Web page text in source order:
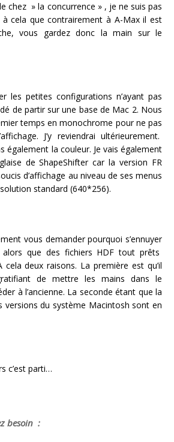
chez » la concurrence » , je ne suis pas
cela que contrairement à A-Max il est
vous gardez donc la main sur le
les petites configurations n’ayant pas
de partir sur une base de Mac 2. Nous
temps en monochrome pour ne pas
J’y reviendrai ultérieurement.
également la couleur. Je vais également
de ShapeShifter car la version FR
d’affichage au niveau de ses menus
standard (640*256).
vous demander pourquoi s’ennuyer
alors que des fichiers HDF tout prêts
deux raisons. La première est qu’il
de mettre les mains dans le
à l’ancienne. La seconde étant que la
versions du système Macintosh sont en
c’est parti…
besoin :